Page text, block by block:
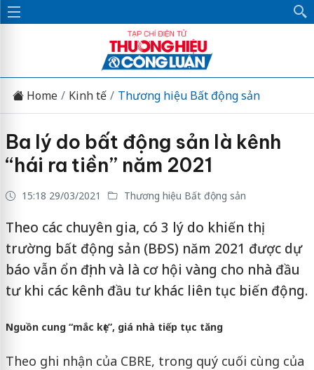
Home Kinh tế Thương hiệu Bất động sản
Ba lý do bất động sản là kênh
“hái ra tiền” năm 2021
15:18 29/03/2021 Thương hiệu Bất động sản
Theo các chuyên gia, có 3 lý do khiến thị
trường bất động sản (BĐS) năm 2021 được dự
báo vẫn ổn định và là cơ hội vàng cho nhà đầu
tư khi các kênh đầu tư khác liên tục biến động.
Nguồn cung “mắc kẹt”, giá nhà tiếp tục tăng
Theo ghi nhận của CBRE, trong quý cuối cùng của